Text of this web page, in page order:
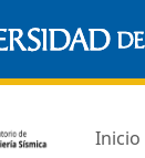
Inicio